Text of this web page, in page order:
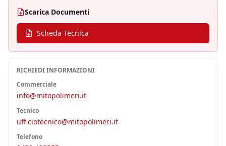
Scarica Documenti
Scheda Tecnica
RICHIEDI INFORMAZIONI
Commerciale
info@mitopolimeri.it
Tecnico
ufficiotecnico@mitopolimeri.it
Telefono